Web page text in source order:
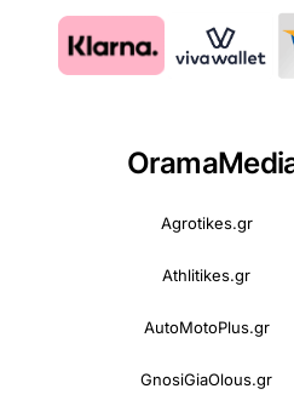
Agrotikes.gr
Athlitikes.gr
AutoMotoPlus.gr
GnosiGiaOlous.gr